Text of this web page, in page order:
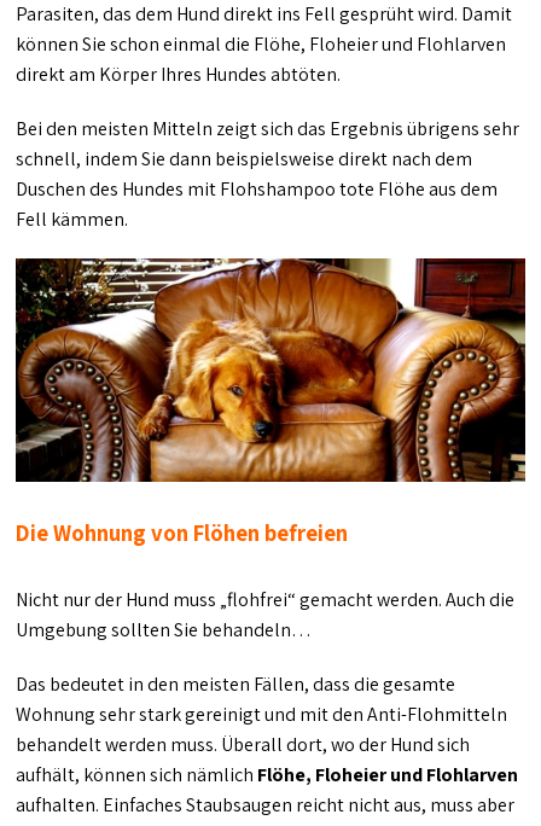
Parasiten, das dem Hund direkt ins Fell gesprüht wird. Damit
können Sie schon einmal die Flöhe, Floheier und Flohlarven
direkt am Körper Ihres Hundes abtöten.
Bei den meisten Mitteln zeigt sich das Ergebnis übrigens sehr
schnell, indem Sie dann beispielsweise direkt nach dem
Duschen des Hundes mit Flohshampoo tote Flöhe aus dem
Fell kämmen.
Die Wohnung von Flöhen befreien
Nicht nur der Hund muss „flohfrei“ gemacht werden. Auch die
Umgebung sollten Sie behandeln…
Das bedeutet in den meisten Fällen, dass die gesamte
Wohnung sehr stark gereinigt und mit den Anti-Flohmitteln
behandelt werden muss. Überall dort, wo der Hund sich
aufhält, können sich nämlich Flöhe, Floheier und Flohlarven
aufhalten. Einfaches Staubsaugen reicht nicht aus, muss aber